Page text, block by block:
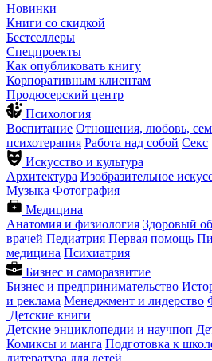
Новинки
Книги со скидкой
Бестселлеры
Спецпроекты
Как опубликовать книгу
Корпоративным клиентам
Продюсерский центр
Психология
Воспитание Отношения, любовь,
психотерапия Работа над собой Секс
Искусство и культура
Архитектура Изобразительное
Музыка Фотография
Медицина
Анатомия и физиология Здоровый
врачей Педиатрия Первая помощь
медицина Психиатрия
Бизнес и саморазвитие
Бизнес и предпринимательство
и реклама Менеджмент и лидерство
Детские книги
Детские энциклопедии и научпоп
Комиксы и манга Подготовка к
литература для детей